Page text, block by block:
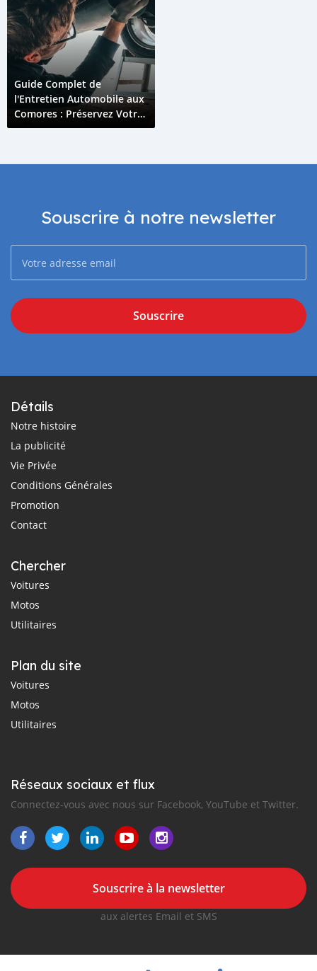
Guide Complet de
l'Entretien Automobile aux
Comores : Préservez Votre
Véhicule Plus Longtemps
Souscrire à notre newsletter
Souscrire
Détails
Notre histoire
La publicité
Vie Privée
Conditions Générales
Promotion
Contact
Chercher
Voitures
Motos
Utilitaires
Plan du site
Voitures
Motos
Utilitaires
Réseaux sociaux et flux
Connectez-vous avec nous sur Facebook, YouTube et Twitter.
Souscrire à la newsletter
aux alertes Email et SMS